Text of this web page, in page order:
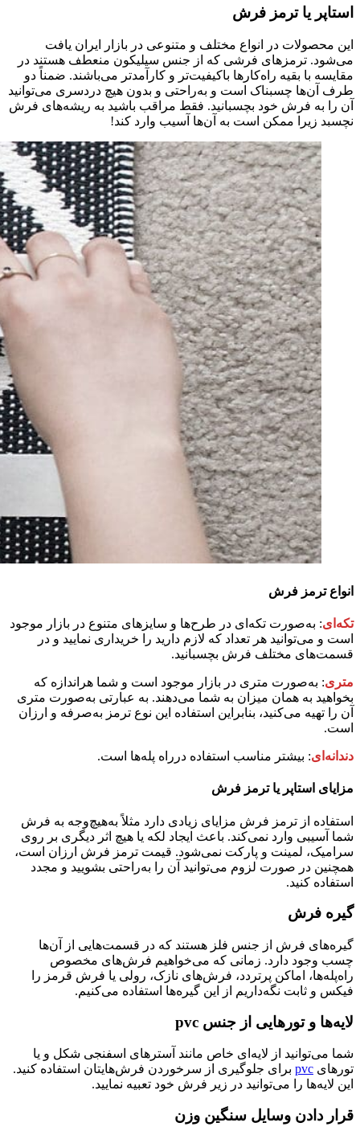
استاپر یا ترمز فرش
این محصولات در انواع مختلف و متنوعی در بازار ایران یافت
می‌شود. ترمزهای فرشی که از جنس سیلیکون منعطف هستند در
مقایسه با بقیه راه‌کارها باکیفیت‌تر و کارآمدتر می‌باشند. ضمناً دو
طرف آن‌ها چسبناک است و به‌راحتی و بدون هیچ دردسری می‌توانید
آن را به فرش خود بچسبانید. فقط مراقب باشید به ریشه‌های فرش
نچسبد زیرا ممکن است به آن‌ها آسیب وارد کند!
انواع ترمز فرش
تکه‌ای: به‌صورت تکه‌ای در طرح‌ها و سایزهای متنوع در بازار موجود
است و می‌توانید هر تعداد که لازم دارید را خریداری نمایید و در
قسمت‌های مختلف فرش بچسبانید.
متری: به‌صورت متری در بازار موجود است و شما هراندازه که
بخواهید به همان میزان به شما می‌دهند. به عبارتی به‌صورت متری
آن را تهیه می‌کنید، بنابراین استفاده این نوع ترمز به‌صرفه و ارزان
است.
دندانه‌ای: بیشتر مناسب استفاده درراه پله‌ها است.
مزایای استاپر یا ترمز فرش
استفاده از ترمز فرش مزایای زیادی دارد مثلاً به‌هیچ‌وجه به فرش
شما آسیبی وارد نمی‌کند. باعث ایجاد لکه یا هیچ اثر دیگری بر روی
سرامیک، لمینت و پارکت نمی‌شود. قیمت ترمز فرش ارزان است،
همچنین در صورت لزوم می‌توانید آن را به‌راحتی بشویید و مجدد
استفاده کنید.
گیره فرش
گیره‌های فرش از جنس فلز هستند که در قسمت‌هایی از آن‌ها
چسب وجود دارد. زمانی که می‌خواهیم فرش‌های مخصوص
راه‌پله‌ها، اماکن پرتردد، فرش‌های نازک، رولی یا فرش قرمز را
فیکس و ثابت نگه‌داریم از این گیره‌ها استفاده می‌کنیم.
لایه‌ها و تورهایی از جنس pvc
شما می‌توانید از لایه‌ای خاص مانند آسترهای اسفنجی شکل و یا
تورهای pvc برای جلوگیری از سرخوردن فرش‌هایتان استفاده کنید.
این لایه‌ها را می‌توانید در زیر فرش خود تعبیه نمایید.
قرار دادن وسایل سنگین‌ وزن